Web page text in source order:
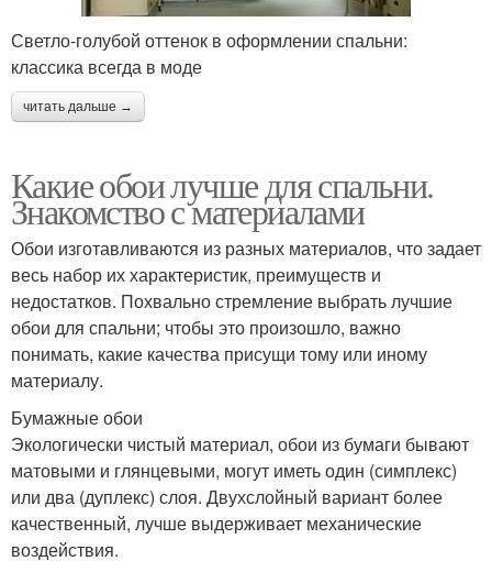
Светло-голубой оттенок в оформлении спальни:
классика всегда в моде
читать дальше →
Какие обои лучше для спальни.
Знакомство с материалами
Обои изготавливаются из разных материалов, что задает
весь набор их характеристик, преимуществ и
недостатков. Похвально стремление выбрать лучшие
обои для спальни; чтобы это произошло, важно
понимать, какие качества присущи тому или иному
материалу.
Бумажные обои
Экологически чистый материал, обои из бумаги бывают
матовыми и глянцевыми, могут иметь один (симплекс)
или два (дуплекс) слоя. Двухслойный вариант более
качественный, лучше выдерживает механические
воздействия.